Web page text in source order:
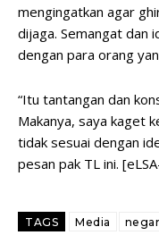
mengingatkan agar
dijaga. Semangat dan
dengan para orang
“Itu tantangan dan
Makanya, saya kaget
tidak sesuai dengan
pesan pak TL ini.
TAGS Media